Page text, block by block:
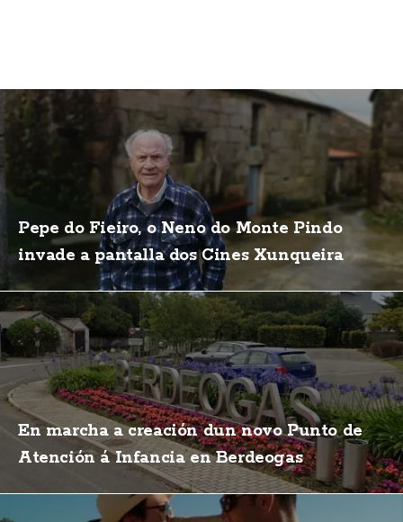
Pepe do Fieiro, o Neno do Monte Pindo
invade a pantalla dos Cines Xunqueira
En marcha a creación dun novo Punto de
Atención á Infancia en Berdeogas